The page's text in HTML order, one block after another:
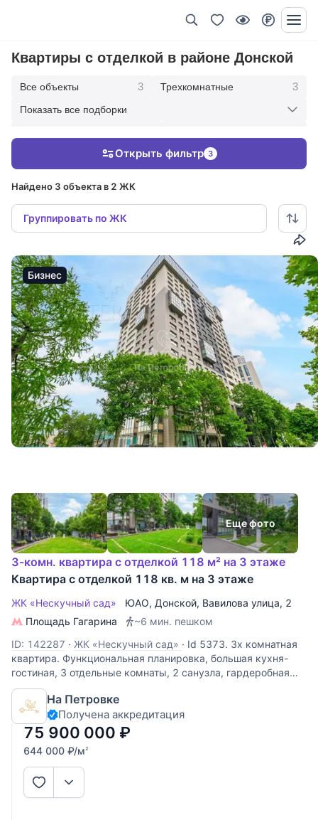
Квартиры с отделкой в районе Донской
Все объекты 3 Трехкомнатные 3
С панорамными окнами
Показать все подборки
Найдено 3 объекта в 2 ЖК
Группировать по ЖК
Открыть фильтр 3
Бизнес
Еще фото
3-комн. квартира с отделкой 118 м² на 3 этаже
Квартира с отделкой 118 кв. м на 3 этаже
ЖК «Нескучный сад» ЮАО, Донской, Вавилова улица, 2
Площадь Гагарина
~6 мин. пешком
ID: 142287 · ЖК «Нескучный сад» · Id 5373. 3х комнатная
квартира. Функциональная планировка, большая кухня-
гостиная, 3 отдельные комнаты, 2 санузла, гардеробная
комната 12кв.м.. Развитая инфраструктура, прекрасная
транспортная доступность, отличный район. Подземный
паркинг!
На Петровке
Получена аккредитация
75 900 000 ₽
644 000 ₽/м2